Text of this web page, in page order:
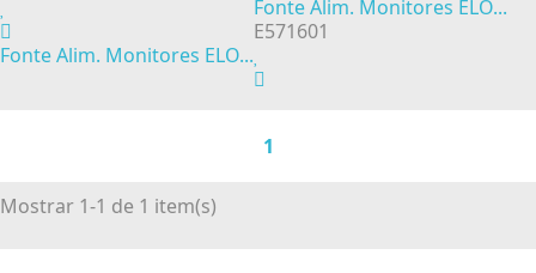
Fonte Alim. Monitores ELO...
Fonte Alim. Monitores ELO...
E571601
1
Mostrar 1-1 de 1 item(s)